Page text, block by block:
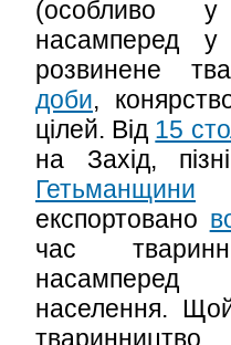
(особливо у
насамперед
розвинене
доби,
цілей. Від 15
на Захід,
Гетьманщини
експортовано
час
насамперед
населення.